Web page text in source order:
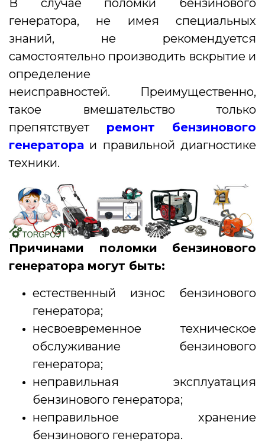
В случае поломки бензинового
генератора, не имея специальных
знаний, не рекомендуется
самостоятельно производить вскрытие и
определение
неисправностей. Преимущественно,
такое вмешательство только
препятствует ремонт бензинового
генератора и правильной диагностике
техники.
Причинами поломки бензинового
генератора могут быть:
естественный износ бензинового
генератора;
несвоевременное техническое
обслуживание бензинового
генератора;
неправильная эксплуатация
бензинового генератора;
неправильное хранение
бензинового генератора.